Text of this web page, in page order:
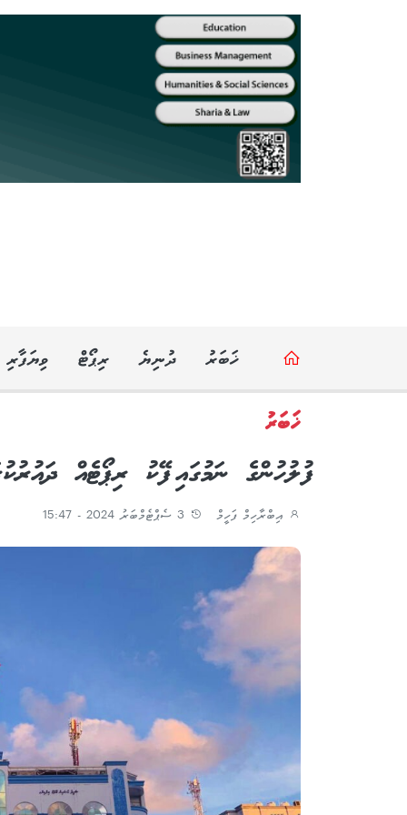
ޚަބަރު ދުނިޔެ ރިޕޯޓް ވިޔަފާރި
ޚަބަރު
ފުލުހުންގެ ނަމުގައި ފޭކު ރިޕޯޓެއް
އިބްރާހިމް ފަހީމް